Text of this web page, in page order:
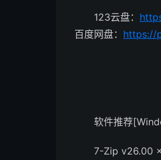
123云盘：
百度网盘： https://
软件推荐
7-Zip v26.00